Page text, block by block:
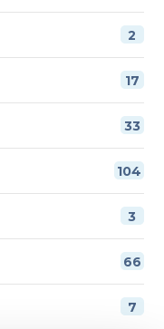
2
17
33
104
3
66
7